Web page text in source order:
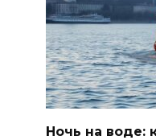
Ночь на воде: